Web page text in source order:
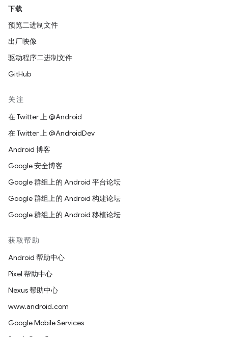
下载
预览二进制文件
出厂映像
驱动程序二进制文件
GitHub
关注
在 Twitter 上 @Android
在 Twitter 上 @AndroidDev
Android 博客
Google 安全博客
Google 群组上的 Android 平台论坛
Google 群组上的 Android 构建论坛
Google 群组上的 Android 移植论坛
获取帮助
Android 帮助中心
Pixel 帮助中心
Nexus 帮助中心
www.android.com
Google Mobile Services